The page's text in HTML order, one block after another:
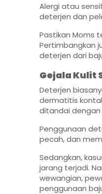
Alergi atau
deterjen dan
Pastikan Moms
Pertimbangkan
deterjen dari
Gejala Kulit
Deterjen
dermatitis
ditandai
Penggunaan
pecah, dan
Sedangkan,
jarang terjadi.
wewangian,
penggunaan